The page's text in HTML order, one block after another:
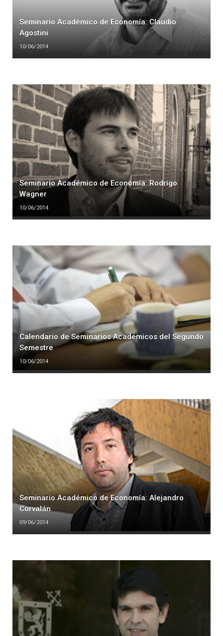
Seminario Académico de Economía: Claudio
Agostini
10/06/2014
Seminario Académico de Economía: Rodrigo
Wagner
10/06/2014
Calendario de Seminarios Académicos del Segundo
Semestre
10/06/2014
Seminario Académico de Economía: Alejandro
Corvalán
09/06/2014